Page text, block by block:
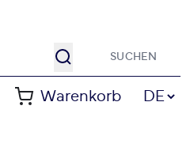
Suche
Warenkorb Sprache
DE